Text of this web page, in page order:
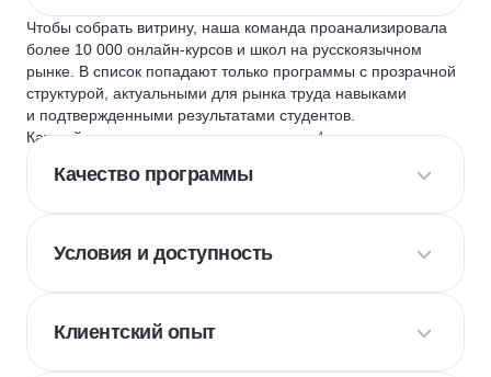
Чтобы собрать витрину, наша команда проанализировала
более 10 000 онлайн-курсов и школ на русскоязычном
рынке. В список попадают только программы с прозрачной
структурой, актуальными для рынка труда навыками
и подтвержденными результатами студентов.
Каждый курс и школу мы оцениваем по
4 критериям
Качество программы
Условия и доступность
Клиентский опыт